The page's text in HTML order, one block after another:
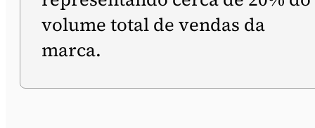
volume total de vendas da
marca.